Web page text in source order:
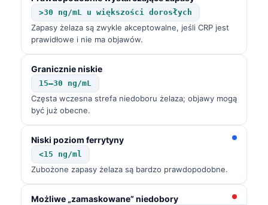
>30 ng/mL u większości dorosłych
Zapasy żelaza są zwykle akceptowalne, jeśli CRP jest
prawidłowe i nie ma objawów.
Granicznie niskie
15–30 ng/mL
Częsta wczesna strefa niedoboru żelaza; objawy mogą
być już obecne.
Niski poziom ferrytyny
<15 ng/ml
Zubożone zapasy żelaza są bardzo prawdopodobne.
Możliwe „zamaskowane” niedobory